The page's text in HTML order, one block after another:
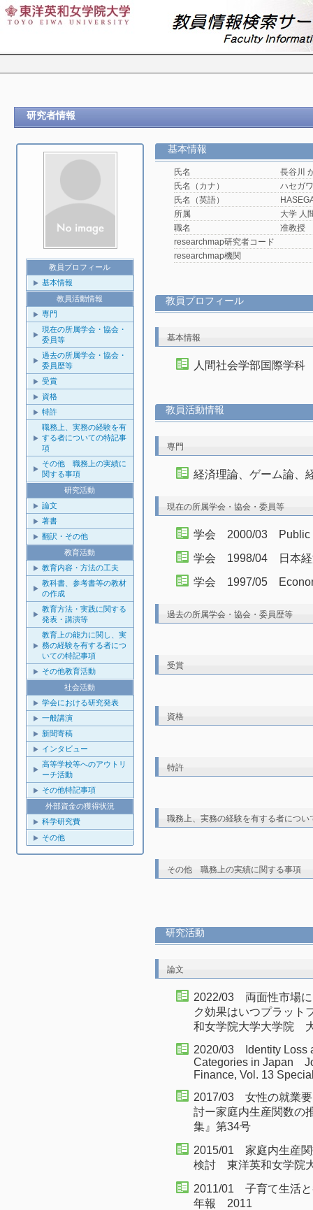
研究者情報
教員プロフィール
基本情報
教員活動情報
専門
現在の所属学会・協会・
委員等
過去の所属学会・協会・
委員歴等
受賞
資格
特許
職務上、実務の経験を有
する者についての特記事
項
その他 職務上の実績に
関する事項
研究活動
論文
著書
翻訳・その他
教育活動
教育内容・方法の工夫
教科書、参考書等の教材
の作成
教育方法・実践に関する
発表・講演等
教育上の能力に関し、実
務の経験を有する者につ
いての特記事項
その他教育活動
社会活動
学会における研究発表
一般講演
新聞寄稿
インタビュー
高等学校等へのアウトリ
ーチ活動
その他特記事項
外部資金の獲得状況
科学研究費
その他
基本情報
氏名
長谷川
氏名（カナ）
ハセガ
氏名（英語）
所属
大学 人
職名
准教授
researchmap研究者コード
researchmap機関
教員プロフィール
基本情報
人間社会学部国際学
教員活動情報
専門
経済理論、ゲーム論、
現在の所属学会・協会・委員等
学会 2000/03 Public
学会 1998/04 日本
学会 1997/05
過去の所属学会・協会・委員歴等
受賞
資格
特許
職務上、実務の経験を有する者につい
その他 職務上の実績に関する事項
研究活動
論文
2022/03 両面性市場
ク効果はいつプラッ
和女学院大学大学院
2020/03 Identity Loss
Categories in Japan
Finance, Vol. 13
2017/03 女性の就業要
討ー家庭内生産関数の
集』第34号
2015/01 家庭内生産関
検討 東洋英和女学院
2011/01 子育て生活
年報 2011